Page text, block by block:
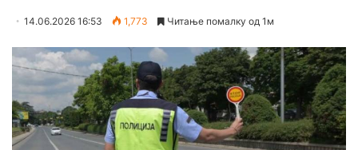
14.06.2026 16:53 1,773 Читање помалку од 1м